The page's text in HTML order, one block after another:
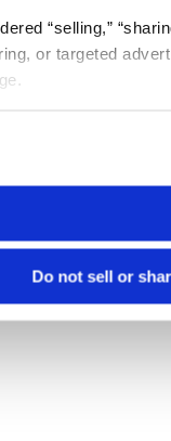
“selling,”
or targeted
Do not sell or